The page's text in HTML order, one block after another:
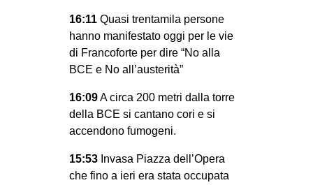
MEDIO ORIENTE
MONDO
EVENTI
in
Fb
tw
16:11 Quasi trentamila persone
hanno manifestato oggi per le vie
di Francoforte per dire “No alla
BCE e No all’austerità”
16:09A circa 200 metri dalla torre
della BCE si cantano cori e si
accendono fumogeni.
15:53 Invasa Piazza dell’Opera
che fino a ieri era stata occupata